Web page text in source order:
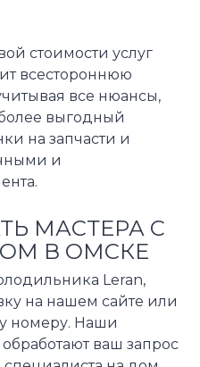
стоимости услуг
всестороннюю
все нюансы,
выгодный
на запчасти и
и
МАСТЕРА С
В ОМСКЕ
Leran,
на нашем сайте или
номеру. Наши
ваш запрос